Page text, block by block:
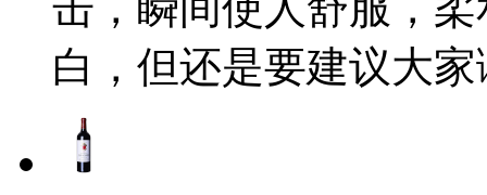
白，但还是要建议大